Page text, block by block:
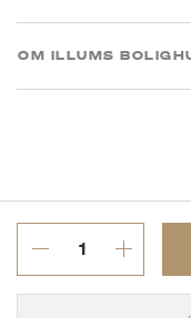
OM ILLUMS